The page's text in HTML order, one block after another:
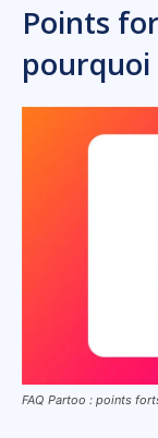
Points
pourquoi
FAQ Partoo : points